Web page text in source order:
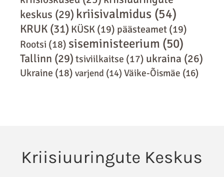
keskus (29) kriisivalmidus (54)
KRUK (31) KÜSK (19) päästeamet (19)
Rootsi (18) siseministeerium (50)
Tallinn (29) tsiviilkaitse (17) ukraina (26)
Ukraine (18) varjend (14) Väike-Õismäe (16)